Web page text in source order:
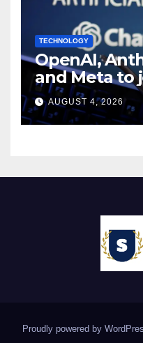
TECHNOLOGY
OpenAI,
and Meta to
House AI
AUGUST 4, 2026
Proudly powered by